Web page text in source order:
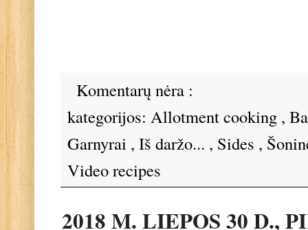
Komentarų nėra :
kategorijos: Allotment cooking ,
Garnyrai , Iš daržo... , Sides ,
Video recipes
2018 M. LIEPOS 30 D.,